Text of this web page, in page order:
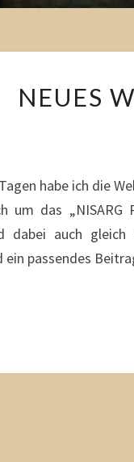
NEUES
habe ich die
um das „NISARG
dabei auch
passendes